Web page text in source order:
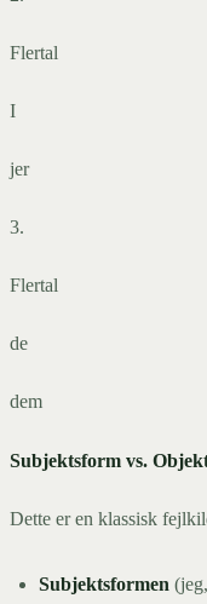
Flertal
I
jer
3.
Flertal
de
dem
Subjektsform vs.
Dette er en klassisk
Subjektsformen